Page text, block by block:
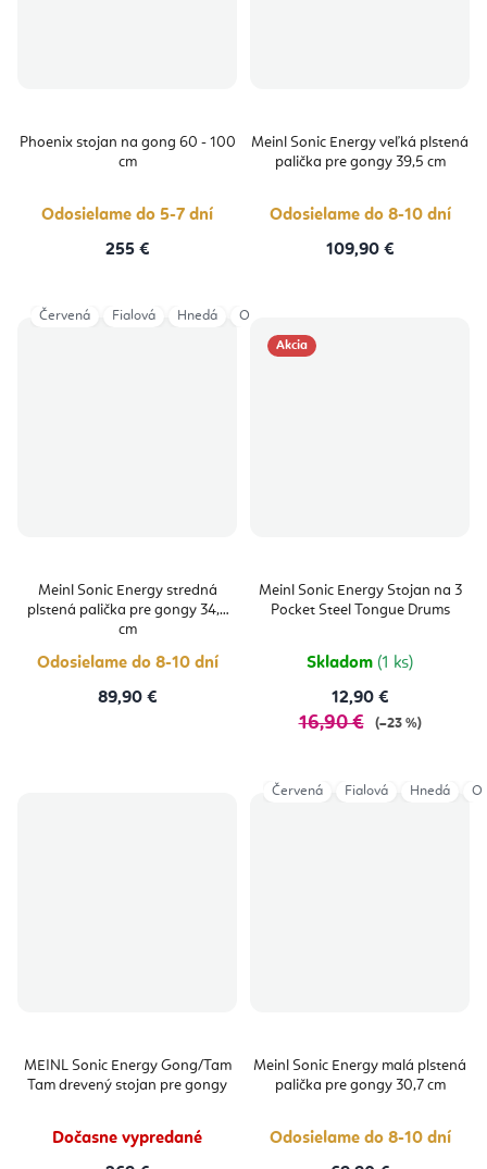
Phoenix stojan na gong 60 - 100
cm
Odosielame do 5-7 dní
255 €
Meinl Sonic Energy veľká plstená
palička pre gongy 39,5 cm
Odosielame do 8-10 dní
109,90 €
Meinl Sonic Energy stredná
plstená palička pre gongy 34,5
cm
Odosielame do 8-10 dní
89,90 €
Červená Fialová Hnedá Oranžová
Akcia
Meinl Sonic Energy Stojan na 3
Pocket Steel Tongue Drums
Skladom (1 ks)
12,90 €
16,90 € (–23 %)
MEINL Sonic Energy Gong/Tam
Tam drevený stojan pre gongy
Dočasne vypredané
Meinl Sonic Energy malá plstená
palička pre gongy 30,7 cm
Odosielame do 8-10 dní
Červená Fialová Hnedá